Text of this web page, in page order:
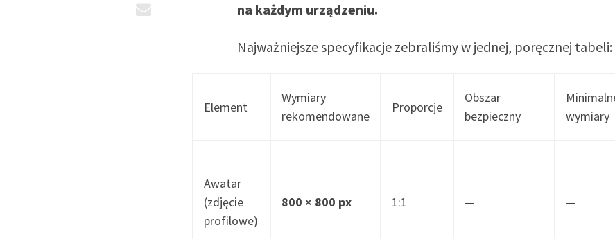
na każdym urządzeniu.
Najważniejsze specyfikacje zebraliśmy w jednej, poręcznej tabeli:
Element
Wymiary
rekomendowane
Proporcje
Obszar
bezpieczny
wymiary
Awatar
(zdjęcie
profilowe)
800 × 800 px 1:1 — —